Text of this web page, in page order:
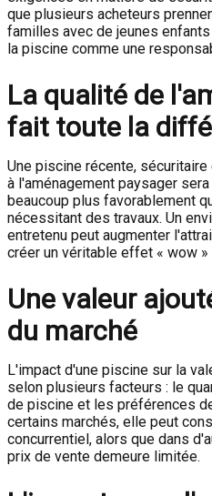
que plusieurs acheteurs
familles avec de jeunes
la piscine comme une
La qualité de
fait toute la
Une piscine récente,
à l'aménagement paysager
beaucoup plus favorablement
nécessitant des travaux. Un
entretenu peut augmenter
créer un véritable effet « wow
Une valeur
du marché
L'impact d'une piscine sur la
selon plusieurs facteurs : le
de piscine et les préférences
certains marchés, elle peut
concurrentiel, alors que dans
prix de vente demeure limitée.